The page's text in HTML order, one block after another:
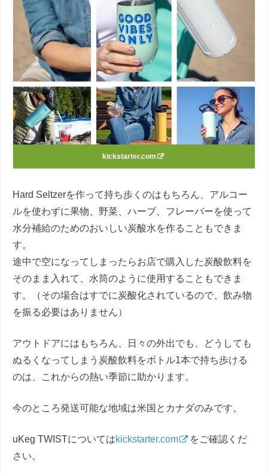
kickstarter.com
Hard Seltzerを作って持ち歩くのはもちろん、アルコー
ルを使わずに果物、野菜、ハーブ、フレーバーを使って
水分補給のためのおいしい炭酸水を作ることもできま
す。
途中で空になってしまったらお店で購入した炭酸飲料を
そのまま入れて、水筒のように使用することもできま
す。（その場合はすでに炭酸化されているので、飲み物
を振る必要はありません）
アウトドアにはもちろん、日々の外出でも、どうしても
ぬるくなってしまう炭酸飲料をボトル1本で持ち歩ける
のは、これからの熱い季節に助かります。
今のところ発送可能な地域は米国とカナダのみです。
uKeg TWISTについてはkickstarter.com
をご確認くだ
さい。